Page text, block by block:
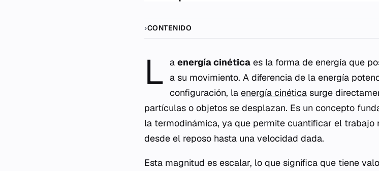
CONTENIDO
L aenergía cinética es la forma de energía que
a su movimiento. A diferencia de la energía
configuración, laenergía cinética surge
partículas o objetos se desplazan. Es un concepto
la termodinámica, ya que permite cuantificar el trabajo
desde el reposo hasta una velocidad dada.
Esta magnitud es escalar, lo que significa que tiene